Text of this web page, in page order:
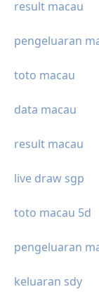
result macau
pengeluaran
toto macau
data macau
result macau
live draw sgp
toto macau 5d
pengeluaran
keluaran sdy